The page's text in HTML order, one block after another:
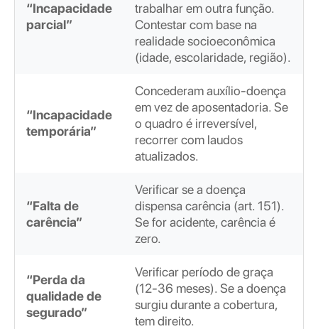
“Incapacidade
parcial”
trabalhar em outra função.
Contestar com base na
realidade socioeconômica
(idade, escolaridade, região).
“Incapacidade
temporária”
Concederam auxílio-doença
em vez de aposentadoria. Se
o quadro é irreversível,
recorrer com laudos
atualizados.
“Falta de
carência”
Verificar se a doença
dispensa carência (art. 151).
Se for acidente, carência é
zero.
“Perda da
qualidade de
segurado”
Verificar período de graça
(12-36 meses). Se a doença
surgiu durante a cobertura,
tem direito.